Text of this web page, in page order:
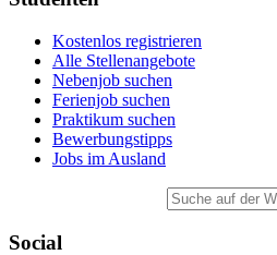
Kostenlos registrieren
Alle Stellenangebote
Nebenjob suchen
Ferienjob suchen
Praktikum suchen
Bewerbungstipps
Jobs im Ausland
Social